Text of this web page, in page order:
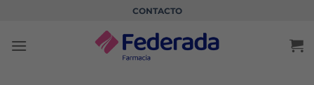
contenido
CONTACTO